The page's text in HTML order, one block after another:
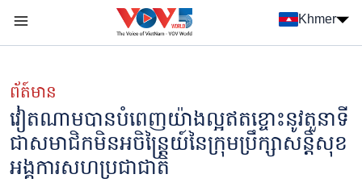
Nhảy đến nội dung
Khmer
ព័ត៍មាន
វៀតណាមបានបំពេញយ៉ាងល្អឥតខ្ចោះនូវតួនាទី
ជាសមាជិកមិនអចិន្ត្រៃយ៍នៃក្រុមប្រឹក្សាសន្តិសុខ
អង្គការសហប្រជាជាតិ